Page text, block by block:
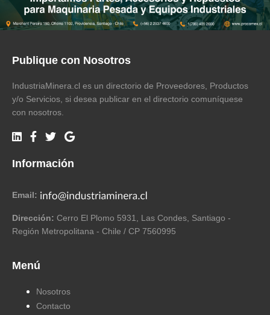
Publique con Nosotros
IndustriaMinera.cl es un directorio de Proveedores, Productos
y/o Servicios, si desea publicar en el directorio comuníquese
con nosotros.
Información
Email:
Dirección: Cerro El Plomo 5931, Las Condes, Santiago -
Región Metropolitana - Chile / CP 7560995
Menú
Nosotros
Contacto